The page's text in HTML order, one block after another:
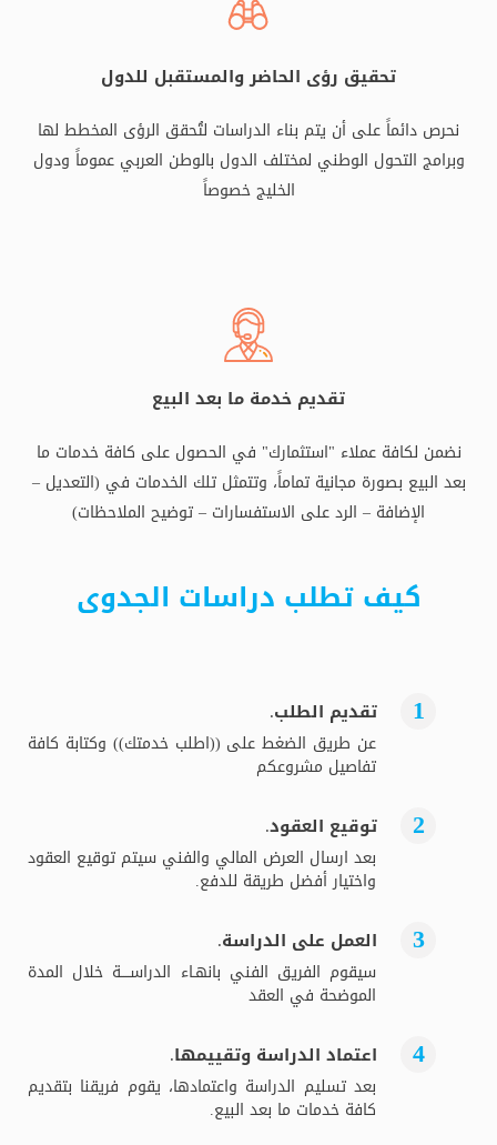
تحقيق رؤى الحاضر والمستقبل للدول
نحرص دائماً على أن يتم بناء الدراسات لتُحقق الرؤى المخطط لها
وبرامج التحول الوطني لمختلف الدول بالوطن العربي عموماً ودول
الخليج خصوصاً
تقديم خدمة ما بعد البيع
نضمن لكافة عملاء "استثمارك" في الحصول على كافة خدمات ما
بعد البيع بصورة مجانية تماماً، وتتمثل تلك الخدمات في (التعديل –
الإضافة – الرد على الاستفسارات – توضيح الملاحظات)
كيف تطلب دراسات الجدوى
تقديم الطلب.
عن طريق الضغط على ((اطلب خدمتك)) وكتابة كافة
تفاصيل مشروعكم
توقيع العقود.
بعد ارسال العرض المالي والفني سيتم توقيع العقود
واختيار أفضل طريقة للدفع.
العمل على الدراسة.
سيقوم الفريق الفني بانهـاء الدراســــة خلال المدة
الموضحة في العقد
اعتماد الدراسة وتقييمها.
بعد تسليم الدراسة واعتمادها، يقوم فريقنا بتقديم
كافة خدمات ما بعد البيع.